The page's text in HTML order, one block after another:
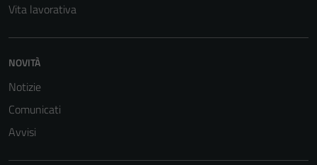
Vita lavorativa
NOVITÀ
Notizie
Comunicati
Avvisi